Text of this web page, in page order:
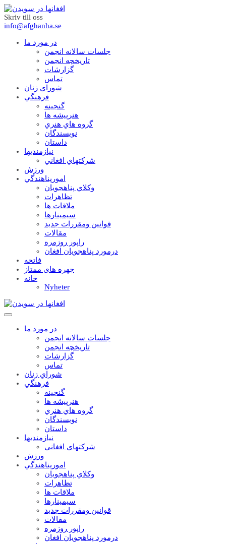
Skriv till oss
info@afghanha.se
در مورد ما
جلسات سالانه انجمن
تاریخچه انجمن
گزارشات
تماس
شوراي زنان
فرهنگي
گنجينه
هنرپيشه ها
گروه هاي هنري
نويسندگان
داستان
نيازمنديها
شرکتهاي افغاني
ورزش
امورپناهندگي
وکلاي پناهجويان
تظاهرات
ملاقات ها
سيمينارها
قوانين ومقررات جديد
مقالات
راپور روزمره
درمورد پناهجويان افغان
فاتحه
چهره های ممتاز
خانه
Nyheter
در مورد ما
جلسات سالانه انجمن
تاریخچه انجمن
گزارشات
تماس
شوراي زنان
فرهنگي
گنجينه
هنرپيشه ها
گروه هاي هنري
نويسندگان
داستان
نيازمنديها
شرکتهاي افغاني
ورزش
امورپناهندگي
وکلاي پناهجويان
تظاهرات
ملاقات ها
سيمينارها
قوانين ومقررات جديد
مقالات
راپور روزمره
درمورد پناهجويان افغان